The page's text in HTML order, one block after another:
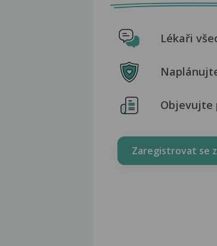
Lékaři
Objevujte
Zaregistrovat se